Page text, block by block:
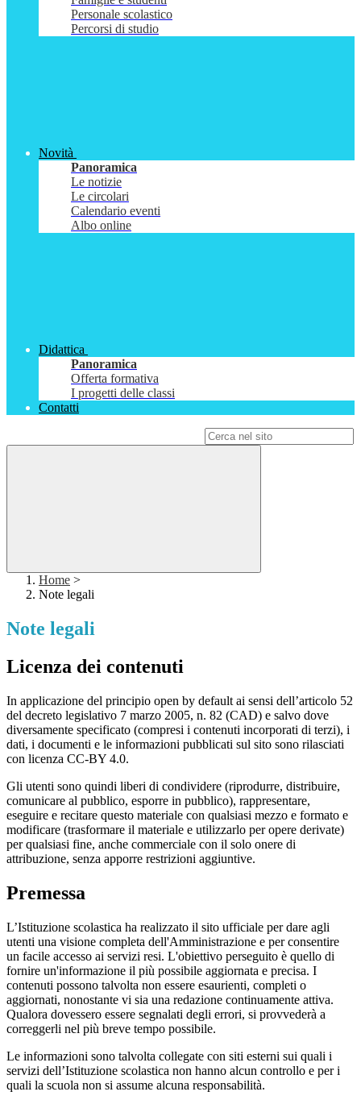
Personale scolastico
Percorsi di studio
Novità
Panoramica
Le notizie
Le circolari
Calendario eventi
Albo online
Didattica
Panoramica
Offerta formativa
I progetti delle classi
Contatti
Home >
Note legali
Note legali
Licenza dei contenuti
In applicazione del principio open by default ai sensi dell’articolo 52
del decreto legislativo 7 marzo 2005, n. 82 (CAD) e salvo dove
diversamente specificato (compresi i contenuti incorporati di terzi), i
dati, i documenti e le informazioni pubblicati sul sito sono rilasciati
con licenza CC-BY 4.0.
Gli utenti sono quindi liberi di condividere (riprodurre, distribuire,
comunicare al pubblico, esporre in pubblico), rappresentare,
eseguire e recitare questo materiale con qualsiasi mezzo e formato e
modificare (trasformare il materiale e utilizzarlo per opere derivate)
per qualsiasi fine, anche commerciale con il solo onere di
attribuzione, senza apporre restrizioni aggiuntive.
Premessa
L’Istituzione scolastica ha realizzato il sito ufficiale per dare agli
utenti una visione completa dell'Amministrazione e per consentire
un facile accesso ai servizi resi. L'obiettivo perseguito è quello di
fornire un'informazione il più possibile aggiornata e precisa. I
contenuti possono talvolta non essere esaurienti, completi o
aggiornati, nonostante vi sia una redazione continuamente attiva.
Qualora dovessero essere segnalati degli errori, si provvederà a
correggerli nel più breve tempo possibile.
Le informazioni sono talvolta collegate con siti esterni sui quali i
servizi dell’Istituzione scolastica non hanno alcun controllo e per i
quali la scuola non si assume alcuna responsabilità.